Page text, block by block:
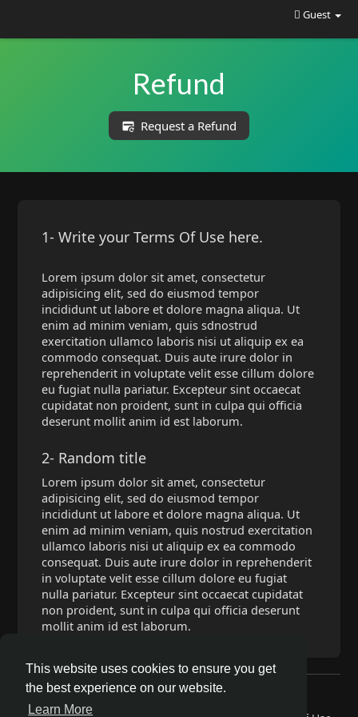
This website uses cookies to ensure you get
the best experience on our website.
Learn More
Guest
Refund
Request a Refund
1- Write your Terms Of Use here.
Lorem ipsum dolor sit amet, consectetur
adipisicing elit, sed do eiusmod tempor
incididunt ut labore et dolore magna aliqua. Ut
enim ad minim veniam, quis sdnostrud
exercitation ullamco laboris nisi ut aliquip ex ea
commodo consequat. Duis aute irure dolor in
reprehenderit in voluptate velit esse cillum dolore
eu fugiat nulla pariatur. Excepteur sint occaecat
cupidatat non proident, sunt in culpa qui officia
deserunt mollit anim id est laborum.
2- Random title
Lorem ipsum dolor sit amet, consectetur
adipisicing elit, sed do eiusmod tempor
incididunt ut labore et dolore magna aliqua. Ut
enim ad minim veniam, quis nostrud exercitation
ullamco laboris nisi ut aliquip ex ea commodo
consequat. Duis aute irure dolor in reprehenderit
in voluptate velit esse cillum dolore eu fugiat
nulla pariatur. Excepteur sint occaecat cupidatat
non proident, sunt in culpa qui officia deserunt
mollit anim id est laborum.
© 2026 PD Talks